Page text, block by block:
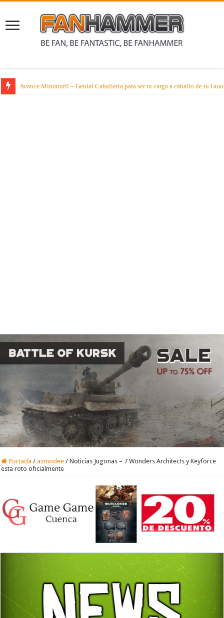
Los libros Negros de la Herejia de Horus nos hablan del Mundo Forja de
Portada / asmodee / Noticias Jugonas – 7 Wonders Architects y Keyforce
esta roto oficialmente